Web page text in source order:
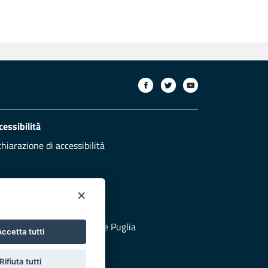
di accessibilità
al sito di Protezione Civile Puglia
×
tutti
Rifiuta tutti